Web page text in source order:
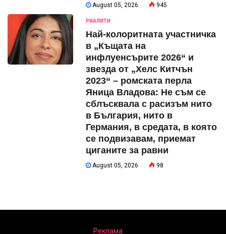
August 05, 2026 945
РИАЛИТИ
Най-колоритната участничка
в „Къщата на
инфлуенсърите 2026“ и
звезда от „Хелс Китчън
2023“ – ромската перла
Яница Владова: Не съм се
сблъсквала с расизъм нито
в България, нито в
Германия, в средата, в която
се подвизавам, приемат
циганите за равни
August 05, 2026 98
Реклама